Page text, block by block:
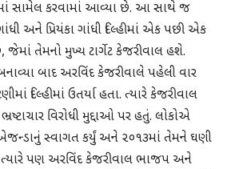
સામેલ કરવામાં આવ્યા છે. આ સાથે જ
અને પ્રિયંકા ગાંધી દિલ્હીમાં એક પછી એક
તેમનો મુખ્ય ટાર્ગેટ કેજરીવાલ હશે.
બનાવ્યા બાદ અરવિંદ કેજરીવાલે પહેલી વાર
દિલ્હીમાં ઉતર્યા હતા. ત્યારે કેજરીવાલ
વિરોધી મુદ્દાઓ પર હતું. લોકોએ
સ્વાગત કર્યું અને ૨૦૧૩માં તેમને ઘણી
પણ અરવિંદ કેજરીવાલ ભાજપ અને